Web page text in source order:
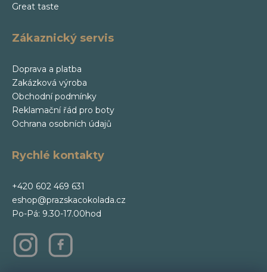
Great taste
Zákaznický servis
Doprava a platba
Zakázková výroba
Obchodní podmínky
Reklamační řád pro boty
Ochrana osobních údajů
Rychlé kontakty
+420 602 469 631
eshop@prazskacokolada.cz
Po-Pá: 9.30-17.00hod